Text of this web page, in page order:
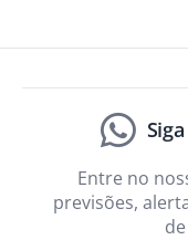
Entre no
previsões,